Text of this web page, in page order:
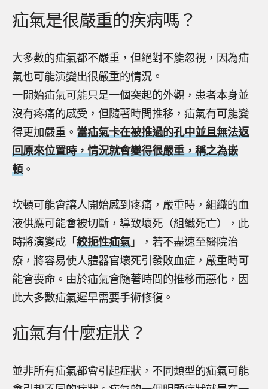
疝氣是很嚴重的疾病嗎？
大多數的疝氣都不嚴重，但絕對不能忽視，因為疝
氣也可能演變出很嚴重的情況。
一開始疝氣可能只是一個突起的外觀，患者本身並
沒有疼痛的感受，但隨著時間推移，疝氣有可能變
得更加嚴重。 當疝氣卡在被推過的孔中並且無法返
回原來位置時，情況就會變得很嚴重，稱之為嵌
頓 。
坎頓可能會讓人開始感到疼痛，嚴重時，組織的血
液供應可能會被切斷，導致壞死（組織死亡），此
時將演變成「絞扼性疝氣」，若不盡速至醫院治
療，將容易使人體器官壞死引發敗血症，嚴重時可
能會喪命。由於疝氣會隨著時間的推移而惡化，因
此大多數疝氣遲早需要手術修復。
疝氣有什麼症狀？
並非所有疝氣都會引起症狀，不同類型的疝氣可能